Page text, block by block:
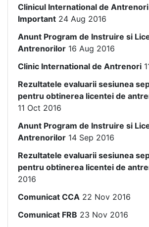
Clinicul International de
Important 24 Aug 2016
Anunt Program de Instruire si
Antrenorilor 16 Aug 2016
Clinic International de Antrenori
Rezultatele evaluarii sesiunea
pentru obtinerea licentei de
11 Oct 2016
Anunt Program de Instruire si
Antrenorilor 14 Sep 2016
Rezultatele evaluarii sesiunea
pentru obtinerea licentei de
2016
Comunicat CCA 22 Nov 2016
Comunicat FRB 23 Nov 2016